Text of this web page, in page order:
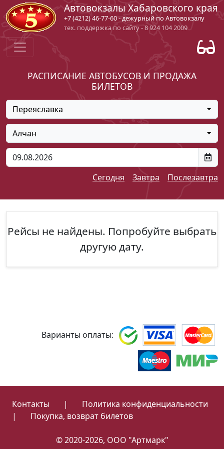
Автовокзалы Хабаровского края
+7 (4212) 46-77-60 - дежурный по Автовокзалу
тех. поддержка по сайту - 8 924 104 2009
РАСПИСАНИЕ АВТОБУСОВ И ПРОДАЖА
БИЛЕТОВ
Переяславка
Алчан
Сегодня Завтра Послезавтра
Рейсы не найдены. Попробуйте выбрать
другую дату.
Варианты оплаты:
Контакты |
Политика конфиденциальности
|
Покупка, возврат билетов
© 2020-2026, ООО "Артмарк"